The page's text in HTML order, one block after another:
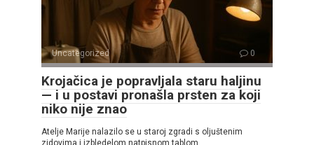
Uncategorized 0
Krojačica je popravljala staru haljinu
— i u postavi pronašla prsten za koji
niko nije znao
Atelje Marije nalazilo se u staroj zgradi s oljuštenim
zidovima i izbledelom natpisnom tablom.